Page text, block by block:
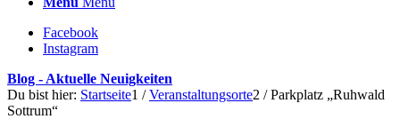
Facebook
Instagram
Blog - Aktuelle Neuigkeiten
Du bist hier: Startseite1 / Veranstaltungsorte2 / Parkplatz „Ruhwald
Sottrum“